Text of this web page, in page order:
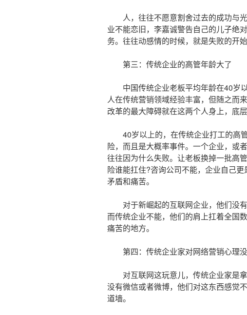
人，往往不愿意割舍过去的成功与
业不能恋旧，李嘉诚警告自己的儿子绝
务。往往动感情的时候，就是失败的开始
第三：传统企业的高管年龄大了
中国传统企业老板平均年龄在40岁
人在传统营销领域经验丰富，但随之而
改革的最大障碍就在这两个人身上，底
40岁以上的，在传统企业打工的高
险，而且是大概率事件。一个企业，或
往往因为什么失败。让老板换掉一批高
险谁能扛住?咨询公司不能，企业自己
矛盾和痛苦。
对于新崛起的互联网企业，他们没有
而传统企业不能，他们的肩上扛着全国
痛苦的地方。
第四：传统企业家对网络营销心理
对互联网这玩意儿，传统企业家是
没有微信或者微博，他们对这东西感觉
道墙。